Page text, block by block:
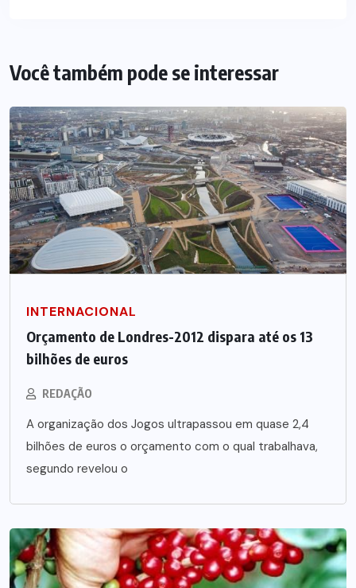
Você também pode se interessar
INTERNACIONAL
Orçamento de Londres-2012 dispara até os 13
bilhões de euros
REDAÇÃO
A organização dos Jogos ultrapassou em quase 2,4
bilhões de euros o orçamento com o qual trabalhava,
segundo revelou o